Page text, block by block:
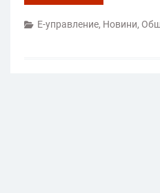
Е-управление, Новини,